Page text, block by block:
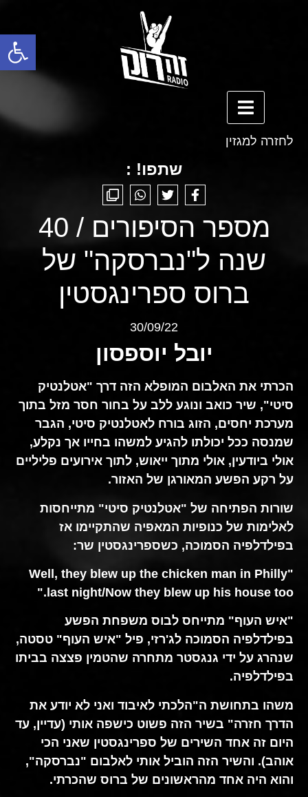
פתח סרגל נגישות
לחזרה למגזין
שתפו! :
מספר הסיפורים / 40
שנה ל"נברסקה" של
ברוס ספרינגסטין
30/09/22
יובל יוספסון
הכרתי את האלבום המופלא הזה דרך "אטלנטיק
סיטי", שיר כואב ונוגע ללב על בחור חסר מזל בתוך
מערכת יחסים, הזוג בורח לאטלנטיק סיטי, הגבר
שמנסה ככל יכולתו להגיע למשהו בחייו אך נקלע,
אולי ביודעין, אולי מתוך ייאוש, לתוך אירועים פליליים
על רקע הפשע המאורגן של האזור.
שורות הפתיחה של "אטלנטיק סיטי" מתייחסות
לאלימות של כנופיות המאפיה שהתקיימו אז
בפילדלפיה הסמוכה, כשספרינגסטין שר:
"Well, they blew up the chicken man in Philly
last night/Now they blew up his house too."
"איש העוף" מתייחס לבוס משפחת הפשע
בפילדלפיה הסמוכה לג'רזי, פיל "איש העוף" טסטה,
שנהרג על ידי גנגסטר מתחרה שהטמין פצצה בביתו
בפילדלפיה.
משהו בתחושת ה"הלכתי לאיבוד ואני לא יודע את
הדרך חזרה" בשיר הזה פשוט כישפה אותי (עדיין, עד
היום זה אחד השירים של ספרינגסטין שאני הכי
אוהב). והשיר הזה הוביל אותי לאלבום "נברסקה",
והוא היה אחד מהראשונים של ברוס שהכרתי.